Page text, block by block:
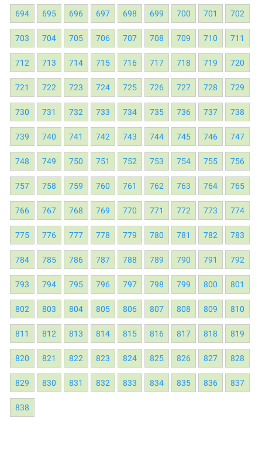
694 695 696 697 698 699 700 701 702
703 704 705 706 707 708 709 710 711
712 713 714 715 716 717 718 719 720
721 722 723 724 725 726 727 728 729
730 731 732 733 734 735 736 737 738
739 740 741 742 743 744 745 746 747
748 749 750 751 752 753 754 755 756
757 758 759 760 761 762 763 764 765
766 767 768 769 770 771 772 773 774
775 776 777 778 779 780 781 782 783
784 785 786 787 788 789 790 791 792
793 794 795 796 797 798 799 800 801
802 803 804 805 806 807 808 809 810
811 812 813 814 815 816 817 818 819
820 821 822 823 824 825 826 827 828
829 830 831 832 833 834 835 836 837
838